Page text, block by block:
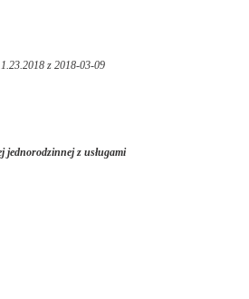
z 2018-03-09
jednorodzinnej z usługami